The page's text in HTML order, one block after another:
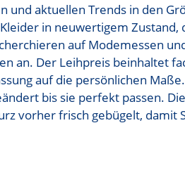
aktuellen Trends in den
in neuwertigem Zustand,
auf Modemessen
an. Der Leihpreis beinhaltet
auf die persönlichen
bis sie perfekt passen.
vorher frisch gebügelt, damit